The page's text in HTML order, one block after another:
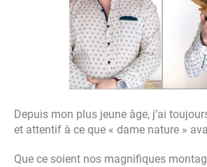
Previo
us
Depuis mon plus jeune âge, j’ai
et attentif à ce que « dame nature »
Que ce soient nos magnifiques